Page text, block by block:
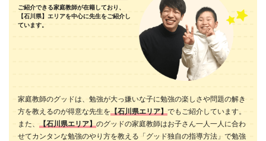
ご紹介できる家庭教師が在籍しており、
【石川県】エリアを中心に先生をご紹介し
ています。
家庭教師のグッドは、勉強が大っ嫌いな子に勉強の楽しさや問題の解き
方を教えるのが得意な先生を 【石川県エリア】 でもご紹介しています。
また、
【石川県エリア】 のグッドの家庭教師はお子さん一人一人に合わ
せてカンタンな勉強のやり方を教える「グッド独自の指導方法」で勉強